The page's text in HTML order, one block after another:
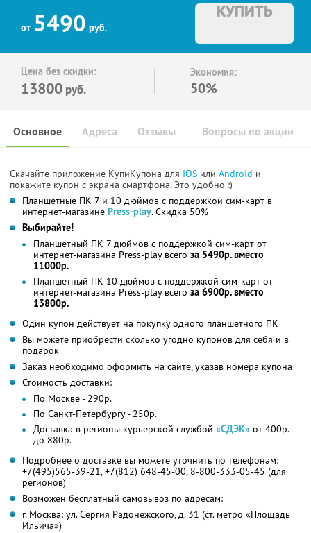
от 5490 руб.
КУПИТЬ
Цена без скидки:
13800 руб.
Экономия:
50%
Основное Отзывы Вопросы по акции
Адреса
Скачайте приложение КупиКупона для IOS или Android и
покажите купон с экрана смартфона. Это удобно :)
Планшетные ПК 7 и 10 дюймов с поддержкой сим-карт в
интернет-магазине Press-play. Скидка 50%
Выбирайте!
Планшетный ПК 7 дюймов с поддержкой сим-карт от
интернет-магазина Press-play всего за 5490р. вместо
11000р.
Планшетный ПК 10 дюймов с поддержкой сим-карт от
интернет-магазина Press-play всего за 6900р. вместо
13800р.
Один купон действует на покупку одного планшетного ПК
Вы можете приобрести сколько угодно купонов для себя и в
подарок
Заказ необходимо оформить на сайте, указав номера купона
Стоимость доставки:
По Москве - 290р.
По Санкт-Петербургу - 250р.
Доставка в регионы курьерской службой «СДЭК» от 400р.
до 880р.
Подробнее о доставке вы можете уточнить по телефонам:
+7(495)565-39-21, +7(812) 648-45-00, 8-800-333-05-45 (для
регионов)
Возможен бесплатный самовывоз по адресам:
г. Москва: ул. Сергия Радонежского, д. 31 (ст. метро «Площадь
Ильича»)